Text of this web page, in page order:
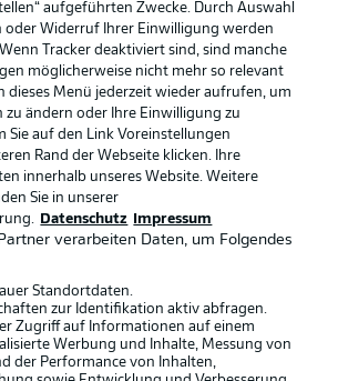
Voreinstellungen verwalten
Nutzungsbedingungen
Kontakt
Impressum
Spieler
aufgeführten Zwecke. Durch Auswahl
oder Widerruf Ihrer Einwilligung werden
Tracker deaktiviert sind, sind manche
möglicherweise nicht mehr so relevant
dieses Menü jederzeit wieder aufrufen, um
zu ändern oder Ihre Einwilligung zu
Sie auf den Link Voreinstellungen
Rand der Webseite klicken. Ihre
innerhalb unseres Website. Weitere
Sie in unserer
Datenschutz Impressum
verarbeiten Daten, um Folgendes
Standortdaten.
zur Identifikation aktiv abfragen.
Zugriff auf Informationen auf einem
Werbung und Inhalte, Messung von
der Performance von Inhalten,